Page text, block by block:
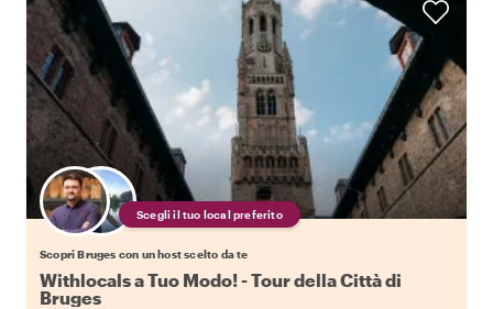
Scegli il tuo local preferito
Scopri Bruges con un host scelto da te
Withlocals a Tuo Modo! - Tour della Città di
Bruges